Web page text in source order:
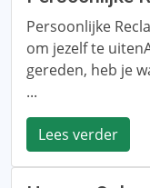
Persoonlijke
om jezelf te
gereden, heb je
...
Lees verder